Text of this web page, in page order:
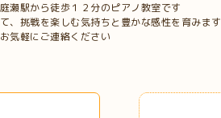
瀬駅から徒歩１２分のピアノ教室です
、挑戦を楽しむ気持ちと豊かな感性を育みます
気軽にご連絡ください